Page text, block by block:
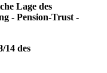
Lage des
- Pension-Trust -
14 des